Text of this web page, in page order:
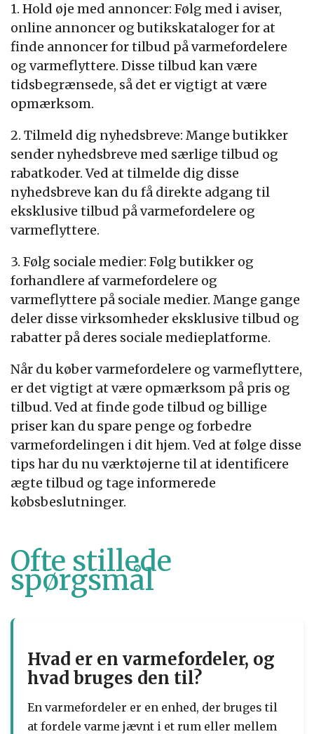
1. Hold øje med annoncer: Følg med i aviser,
online annoncer og butikskataloger for at
finde annoncer for tilbud på varmefordelere
og varmeflyttere. Disse tilbud kan være
tidsbegrænsede, så det er vigtigt at være
opmærksom.
2. Tilmeld dig nyhedsbreve: Mange butikker
sender nyhedsbreve med særlige tilbud og
rabatkoder. Ved at tilmelde dig disse
nyhedsbreve kan du få direkte adgang til
eksklusive tilbud på varmefordelere og
varmeflyttere.
3. Følg sociale medier: Følg butikker og
forhandlere af varmefordelere og
varmeflyttere på sociale medier. Mange gange
deler disse virksomheder eksklusive tilbud og
rabatter på deres sociale medieplatforme.
Når du køber varmefordelere og varmeflyttere,
er det vigtigt at være opmærksom på pris og
tilbud. Ved at finde gode tilbud og billige
priser kan du spare penge og forbedre
varmefordelingen i dit hjem. Ved at følge disse
tips har du nu værktøjerne til at identificere
ægte tilbud og tage informerede
købsbeslutninger.
Ofte stillede
spørgsmål
Hvad er en varmefordeler, og
hvad bruges den til?
En varmefordeler er en enhed, der bruges til
at fordele varme jævnt i et rum eller mellem